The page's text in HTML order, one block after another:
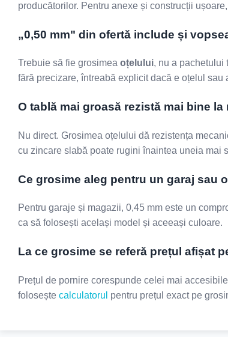
producătorilor. Pentru anexe și construcții
„0,50 mm" din ofertă include și
Trebuie să fie grosimea oțelului, nu a pachetului
fără precizare, întreabă explicit dacă e oțelul sau
O tablă mai groasă rezistă mai bine la
Nu direct. Grosimea oțelului dă rezistența
cu zincare slabă poate rugini înaintea uneia mai
Ce grosime aleg pentru un garaj sau
Pentru garaje și magazii, 0,45 mm este un
ca să folosești același model și aceeași culoare.
La ce grosime se referă prețul afișat
Prețul de pornire corespunde celei mai
folosește calculatorul pentru prețul exact pe